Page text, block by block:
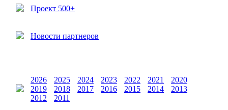
Проект 500+
Новости партнеров
2026 2025 2024 2023 2022 2021
2020
2019
2018 2017 2016 2015 2014
2013
2012
2011